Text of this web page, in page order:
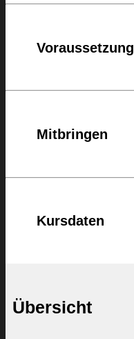
Voraussetzung
Mitbringen
Kursdaten
Übersicht